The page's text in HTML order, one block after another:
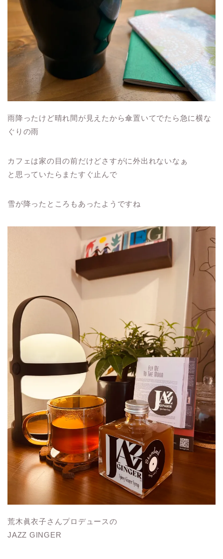
雨降ったけど晴れ間が見えたから傘置いてでたら急に横な
ぐりの雨
カフェは家の目の前だけどさすがに外出れないなぁ
と思っていたらまたすぐ止んで
雪が降ったところもあったようですね
荒木眞衣子さんプロデュースの
JAZZ GINGER